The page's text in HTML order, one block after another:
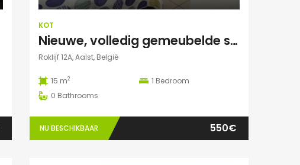
KOT
Nieuwe, volledig gemeubelde studentenkamers – All-in – €550/maand
Roklijf 12A, Aalst, België
15 m2 1 Bedroom
0 Bathrooms
NU BESCHIKBAAR 550€